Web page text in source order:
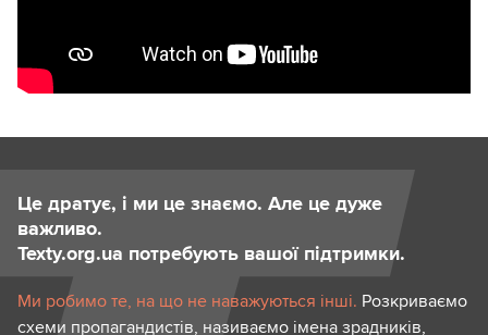
Це дратує, і ми це знаємо. Але це дуже
важливо.
Texty.org.ua потребують вашої підтримки.
Ми робимо те, на що не наважуються інші. Розкриваємо
схеми пропагандистів, називаємо імена зрадників,